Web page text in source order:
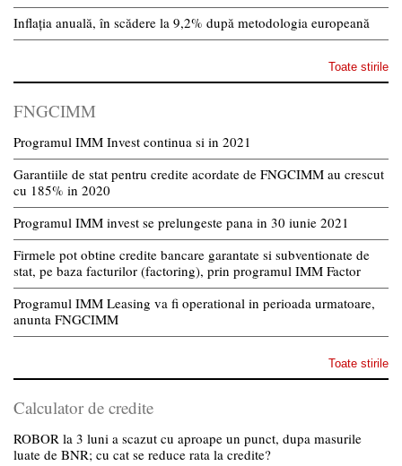
Inflația anuală, în scădere la 9,2% după metodologia europeană
Toate stirile
FNGCIMM
Programul IMM Invest continua si in 2021
Garantiile de stat pentru credite acordate de FNGCIMM au crescut
cu 185% in 2020
Programul IMM invest se prelungeste pana in 30 iunie 2021
Firmele pot obtine credite bancare garantate si subventionate de
stat, pe baza facturilor (factoring), prin programul IMM Factor
Programul IMM Leasing va fi operational in perioada urmatoare,
anunta FNGCIMM
Toate stirile
Calculator de credite
ROBOR la 3 luni a scazut cu aproape un punct, dupa masurile
luate de BNR; cu cat se reduce rata la credite?